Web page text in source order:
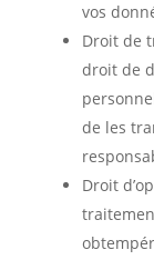
vos
Droit de
droit de
de les
Droit